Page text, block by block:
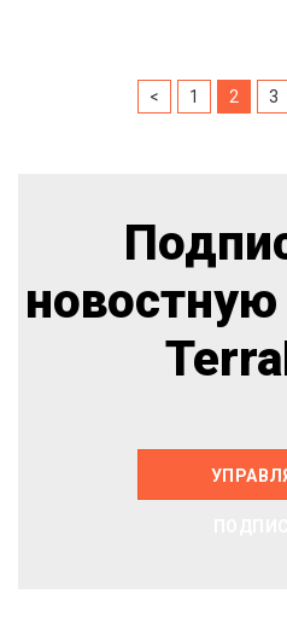
< 1 2 3